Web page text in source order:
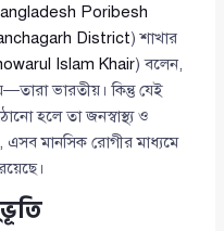
Poribesh
District) শাখার
Islam Khair) বলেন,
ভারতীয়। কিন্তু যেই
হলে তা জনস্বাস্থ্য ও
এসব মানসিক রোগীর মাধ্যমে